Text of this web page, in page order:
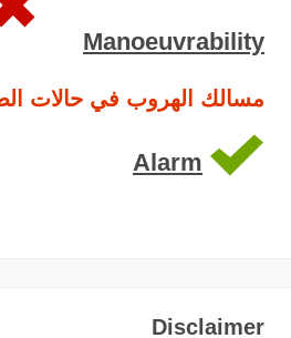
Manoeuvrability
مسالك الهروب في حالات
Alarm
Disclaimer